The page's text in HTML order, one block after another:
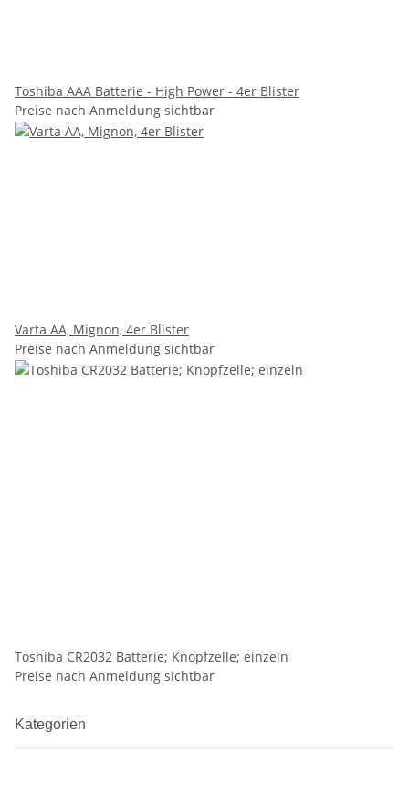
Toshiba AAA Batterie - High Power - 4er Blister
Preise nach Anmeldung sichtbar
Varta AA, Mignon, 4er Blister
Preise nach Anmeldung sichtbar
Toshiba CR2032 Batterie; Knopfzelle; einzeln
Preise nach Anmeldung sichtbar
Kategorien